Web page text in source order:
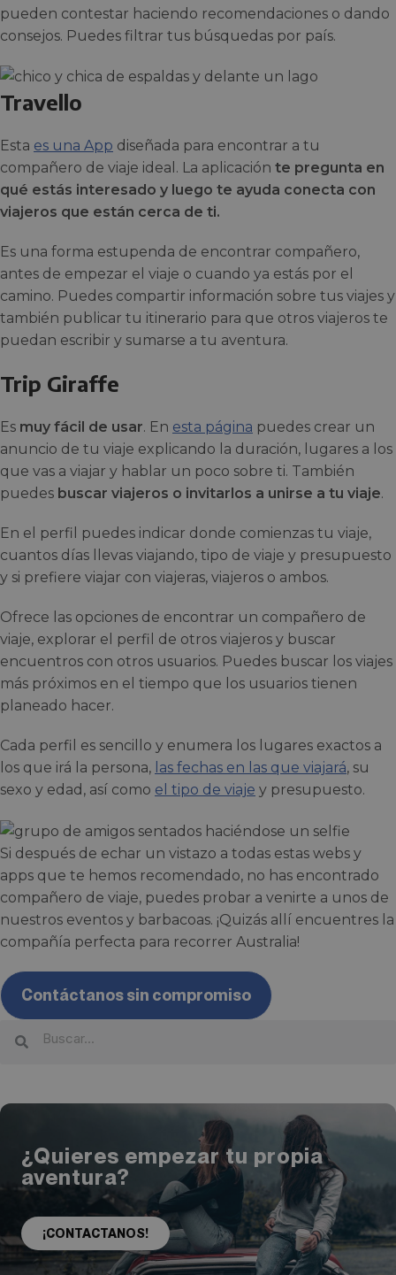
pueden contestar haciendo recomendaciones o dando
consejos. Puedes filtrar tus búsquedas por país.
Travello
Esta es una App diseñada para encontrar a tu
compañero de viaje ideal. La aplicación te pregunta en
qué estás interesado y luego te ayuda conecta con
viajeros que están cerca de ti.
Es una forma estupenda de encontrar compañero,
antes de empezar el viaje o cuando ya estás por el
camino. Puedes compartir información sobre tus viajes y
también publicar tu itinerario para que otros viajeros te
puedan escribir y sumarse a tu aventura.
Trip Giraffe
Es muy fácil de usar. En esta página puedes crear un
anuncio de tu viaje explicando la duración, lugares a los
que vas a viajar y hablar un poco sobre ti. También
puedes buscar viajeros o invitarlos a unirse a tu viaje.
En el perfil puedes indicar donde comienzas tu viaje,
cuantos días llevas viajando, tipo de viaje y presupuesto
y si prefiere viajar con viajeras, viajeros o ambos.
Ofrece las opciones de encontrar un compañero de
viaje, explorar el perfil de otros viajeros y buscar
encuentros con otros usuarios. Puedes buscar los viajes
más próximos en el tiempo que los usuarios tienen
planeado hacer.
Cada perfil es sencillo y enumera los lugares exactos a
los que irá la persona, las fechas en las que viajará, su
sexo y edad, así como el tipo de viaje y presupuesto.
Si después de echar un vistazo a todas estas webs y
apps que te hemos recomendado, no has encontrado
compañero de viaje, puedes probar a venirte a unos de
nuestros eventos y barbacoas. ¡Quizás allí encuentres la
compañía perfecta para recorrer Australia!
Contáctanos sin compromiso
¿Quieres empezar tu propia
aventura?
¡CONTACTANOS!